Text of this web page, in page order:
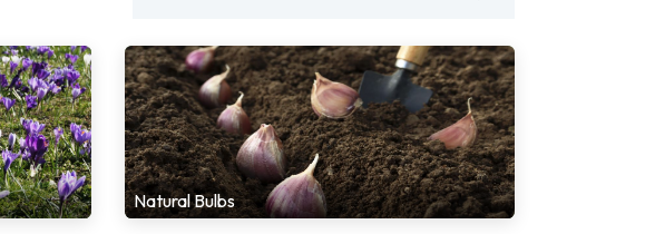
Natural Bulbs